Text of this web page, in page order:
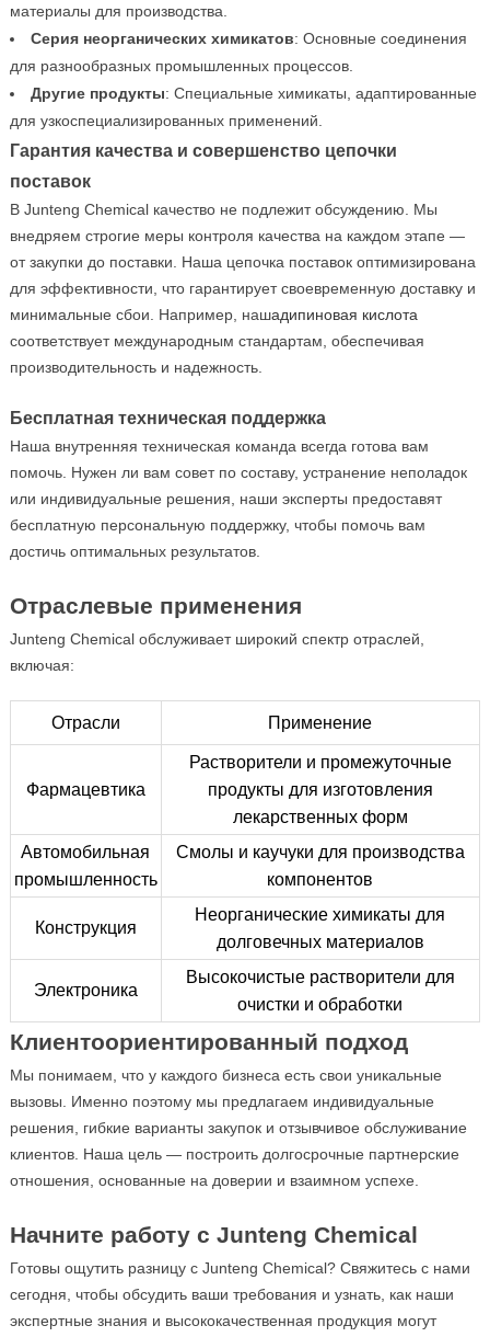
материалы для производства.
Серия неорганических химикатов: Основные соединения
для разнообразных промышленных процессов.
Другие продукты: Специальные химикаты, адаптированные
для узкоспециализированных применений.
Гарантия качества и совершенство цепочки
поставок
В Junteng Chemical качество не подлежит обсуждению. Мы
внедряем строгие меры контроля качества на каждом этапе —
от закупки до поставки. Наша цепочка поставок оптимизирована
для эффективности, что гарантирует своевременную доставку и
минимальные сбои. Например, нашадипиновая кислота
соответствует международным стандартам, обеспечивая
производительность и надежность.
Бесплатная техническая поддержка
Наша внутренняя техническая команда всегда готова вам
помочь. Нужен ли вам совет по составу, устранение неполадок
или индивидуальные решения, наши эксперты предоставят
бесплатную персональную поддержку, чтобы помочь вам
достичь оптимальных результатов.
Отраслевые применения
Junteng Chemical обслуживает широкий спектр отраслей,
включая:
Отрасли Применение
Фармацевтика
Растворители и промежуточные
продукты для изготовления
лекарственных форм
Автомобильная
промышленность
Смолы и каучуки для производства
компонентов
Конструкция
Неорганические химикаты для
долговечных материалов
Электроника
Высокочистые растворители для
очистки и обработки
Клиентоориентированный подход
Мы понимаем, что у каждого бизнеса есть свои уникальные
вызовы. Именно поэтому мы предлагаем индивидуальные
решения, гибкие варианты закупок и отзывчивое обслуживание
клиентов. Наша цель — построить долгосрочные партнерские
отношения, основанные на доверии и взаимном успехе.
Начните работу с Junteng Chemical
Готовы ощутить разницу с Junteng Chemical? Свяжитесь с нами
сегодня, чтобы обсудить ваши требования и узнать, как наши
экспертные знания и высококачественная продукция могут